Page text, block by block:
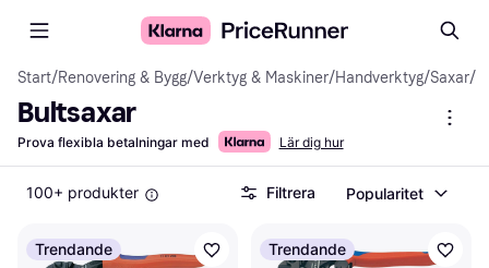
Start/Renovering & Bygg/Verktyg & Maskiner/Handverktyg/Saxar/
Bultsaxar
Prova flexibla betalningar med Lär dig hur
100+ produkter Filtrera Popularitet
Trendande Trendande